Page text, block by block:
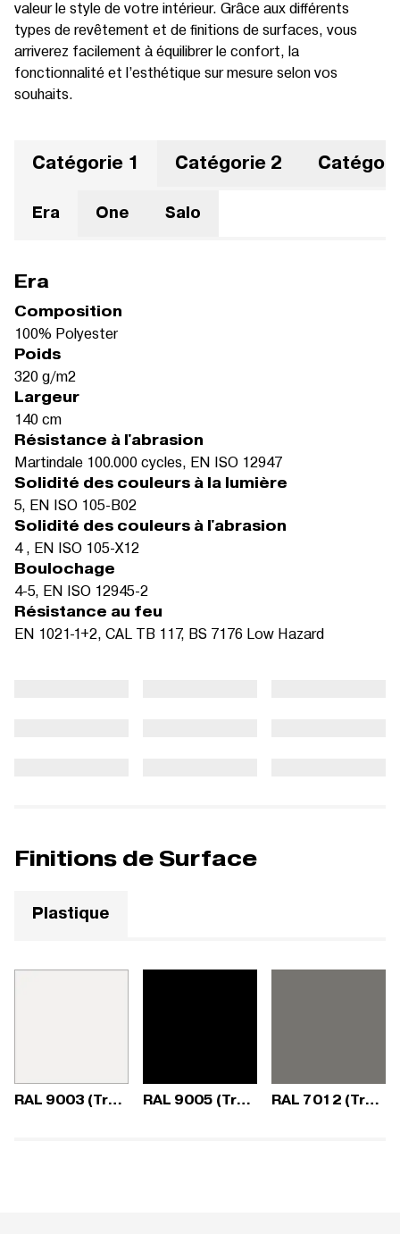
valeur le style de votre intérieur. Grâce aux différents
types de revêtement et de finitions de surfaces, vous
arriverez facilement à équilibrer le confort, la
fonctionnalité et l’esthétique sur mesure selon vos
souhaits.
Catégorie 1 Catégorie 2
Era One Salo
Era
Composition
100% Polyester
Poids
320 g/m2
Largeur
140 cm
Résistance à l'abrasion
Martindale 100.000 cycles, EN ISO 12947
Solidité des couleurs à la lumière
5, EN ISO 105-B02
Solidité des couleurs à l'abrasion
4 , EN ISO 105-X12
Boulochage
4-5, EN ISO 12945-2
Résistance au feu
EN 1021-1+2, CAL TB 117, BS 7176 Low Hazard
Finitions de Surface
Plastique
RAL 9003 (Trend) RAL 9005 (Trend) RAL 7012 (Trend)